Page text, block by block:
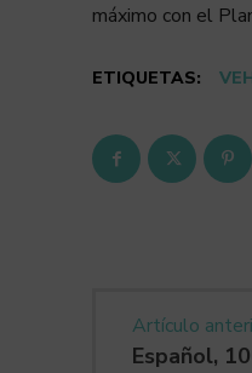
máximo con el
ETIQUETAS:
Artículo
Español,